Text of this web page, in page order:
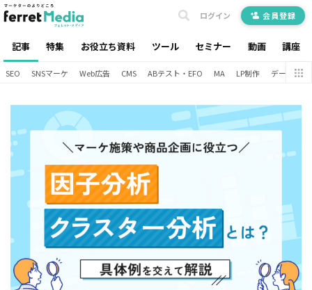
記事 特集 お役立ち資料 ツール セミナー 動画 講座
ログイン 会員登録
SEO SNSマーケ Web広告 CMS ABテスト・EFO MA LP制作 データ分析